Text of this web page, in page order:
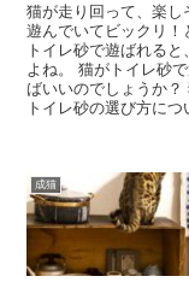
猫が走り回って、楽
遊んでいてビックリ！
トイレ砂で遊ばれる
よね。 猫がトイレ砂
ばいいのでしょうか？
トイレ砂の選び方につ
成猫